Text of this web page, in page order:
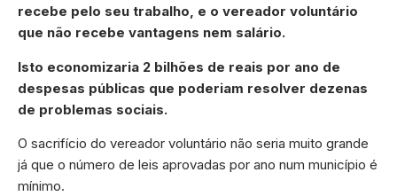
recebe pelo seu trabalho, e o vereador voluntário
que não recebe vantagens nem salário.
Isto economizaria 2 bilhões de reais por ano de
despesas públicas que poderiam resolver dezenas
de problemas sociais.
O sacrifício do vereador voluntário não seria muito grande
já que o número de leis aprovadas por ano num município é
mínimo.